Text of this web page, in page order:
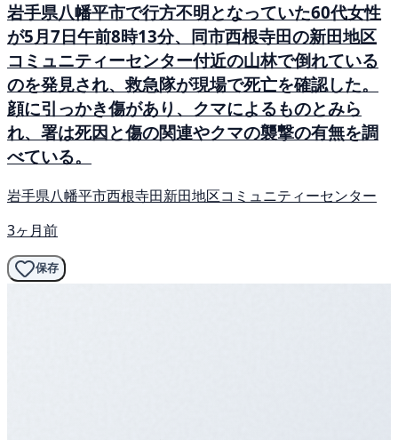
岩手県八幡平市で行方不明となっていた60代女性
が5月7日午前8時13分、同市西根寺田の新田地区
コミュニティーセンター付近の山林で倒れている
のを発見され、救急隊が現場で死亡を確認した。
顔に引っかき傷があり、クマによるものとみら
れ、署は死因と傷の関連やクマの襲撃の有無を調
べている。
岩手県八幡平市西根寺田新田地区コミュニティーセンター
3ヶ月前
保存